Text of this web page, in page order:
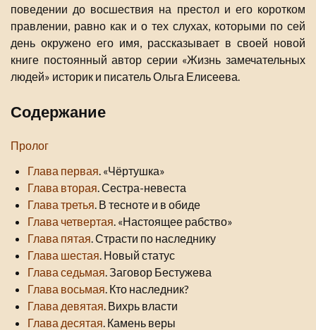
поведении до восшествия на престол и его коротком
правлении, равно как и о тех слухах, которыми по сей
день окружено его имя, рассказывает в своей новой
книге постоянный автор серии «Жизнь замечательных
людей» историк и писатель Ольга Елисеева.
Содержание
Пролог
Глава первая . «Чёртушка»
Глава вторая . Сестра-невеста
Глава третья . В тесноте и в обиде
Глава четвертая . «Настоящее рабство»
Глава пятая . Страсти по наследнику
Глава шестая . Новый статус
Глава седьмая . Заговор Бестужева
Глава восьмая . Кто наследник?
Глава девятая . Вихрь власти
Глава десятая . Камень веры